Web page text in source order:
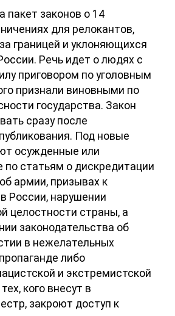
пакет законов о 14
для релокантов,
границей и уклоняющихся
Речь идет о людях с
приговором по уголовным
признали виновными по
государства. Закон
сразу после
Под новые
осужденные или
статьям о дискредитации
армии, призывах к
России, нарушении
целостности страны, а
законодательства об
в нежелательных
либо
и экстремистской
кого внесут в
закроют доступ к